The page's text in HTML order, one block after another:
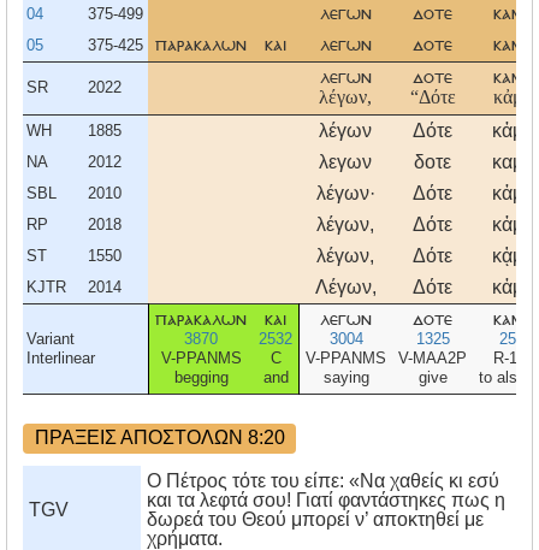
04 375-499 λεγων δοτε καμοι
05 375-425 παρακαλων και λεγων δοτε καμοι
SR 2022
λεγων
λέγων,
δοτε
“Δότε
καμοι
κἀμοὶ
WH 1885 λέγων Δότε κἀμοὶ
NA 2012 λεγων δοτε καμοι
SBL 2010 λέγων· Δότε κἀμοὶ
RP 2018 λέγων, Δότε κἀμοὶ
ST 1550 λέγων, Δότε κᾀμοὶ
KJTR 2014 Λέγων, Δότε κἀμοὶ
Variant
Interlinear
παρακαλων
3870
V-PPANMS
begging
και
2532
C
and
λεγων
3004
V-PPANMS
saying
δοτε
1325
V-MAA2P
give
καμοι
2504
R-1DS
to also
ΠΡΑΞΕΙΣ ΑΠΟΣΤΟΛΩΝ 8:20
TGV
Ο Πέτρος τότε του είπε: «Να χαθείς κι εσύ
και τα λεφτά σου! Γιατί φαντάστηκες πως η
δωρεά του Θεού μπορεί ν’ αποκτηθεί με
χρήματα.